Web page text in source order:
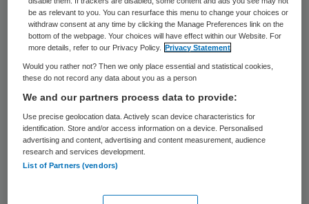
De apothekers hadden een kort geding
aangespannen tegen de verzekeraar,
omdat ze door lage vergoedingen
medicijnen met verlies moeten verkopen.
Volgens de apothekers had Achmea het
nieuwe systeem, dat de verzekeraar in
2012 invoerde, niet mogen laten doorlopen
be as relevant to you. You can resurface this menu to change your choices or
withdraw consent at any time by clicking the Manage Preferences link on the
bottom of the webpage. Your choices will have effect within our Website. For
more details, refer to our Privacy Policy.
Privacy Statement
Would you rather not? Then we only place essential and statistical cookies,
these do not record any data about you as a person
We and our partners process data to provide:
Use precise geolocation data. Actively scan device characteristics for
identification. Store and/or access information on a device. Personalised
advertising and content, advertising and content measurement, audience
research and services development.
List of Partners (vendors)